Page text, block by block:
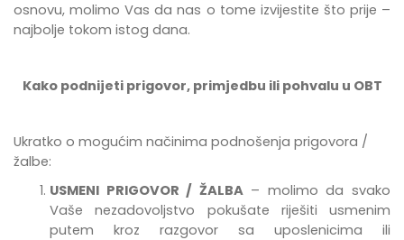
osnovu, molimo Vas da nas o tome izvijestite što prije –
najbolje tokom istog dana.
Kako podnijeti prigovor, primjedbu ili pohvalu u OBT
Ukratko o mogućim načinima podnošenja prigovora /
žalbe:
USMENI PRIGOVOR / ŽALBA– molimo da svako
Vaše nezadovoljstvo pokušate riješiti usmenim
putem kroz razgovor sa uposlenicima ili